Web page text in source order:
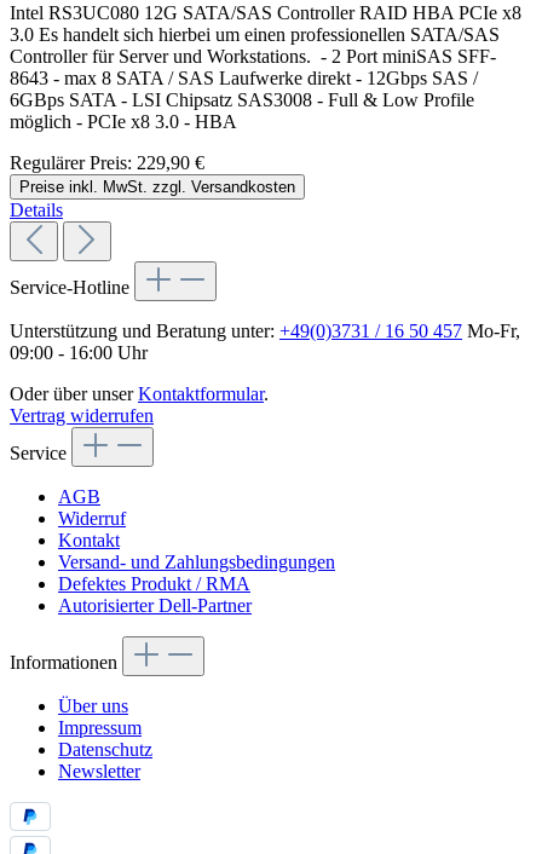
Intel RS3UC080 12G SATA/SAS Controller RAID HBA PCIe x8
3.0 Es handelt sich hierbei um einen professionellen SATA/SAS
Controller für Server und Workstations. - 2 Port miniSAS SFF-
8643 - max 8 SATA / SAS Laufwerke direkt - 12Gbps SAS /
6GBps SATA - LSI Chipsatz SAS3008 - Full & Low Profile
möglich - PCIe x8 3.0 - HBA
Regulärer Preis: 229,90 €
Preise inkl. MwSt. zzgl. Versandkosten
Details
Service-Hotline
Unterstützung und Beratung unter: +49(0)3731 / 16 50 457 Mo-Fr,
09:00 - 16:00 Uhr
Oder über unserKontaktformular.
Vertrag widerrufen
Service
AGB
Widerruf
Kontakt
Versand- und Zahlungsbedingungen
Defektes Produkt / RMA
Autorisierter Dell-Partner
Informationen
Über uns
Impressum
Datenschutz
Newsletter